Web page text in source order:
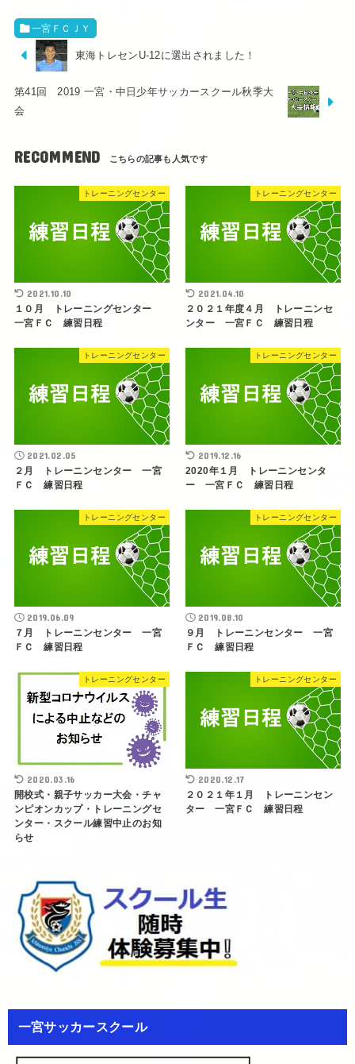
一宮ＦＣＪＹ
東海トレセンU-12に選出されました！
第41回 2019 一宮・中日少年サッカースクール秋季大
会
RECOMMEND
トレーニングセンター
2021.10.10
１０月 トレーニングセンター
一宮ＦＣ 練習日程
トレーニングセンター
2021.04.10
２０２１年度４月 トレーニンセ
ンター 一宮ＦＣ 練習日程
トレーニングセンター
2021.02.05
２月 トレーニンセンター 一宮
ＦＣ 練習日程
トレーニングセンター
2019.12.16
2020年１月 トレーニンセンタ
ー 一宮ＦＣ 練習日程
トレーニングセンター
2019.06.09
７月 トレーニンセンター 一宮
ＦＣ 練習日程
トレーニングセンター
2019.08.10
９月 トレーニンセンター 一宮
ＦＣ 練習日程
トレーニングセンター
2020.03.16
開校式・親子サッカー大会・チャ
ンピオンカップ・トレーニングセ
ンター・スクール練習中止のお知
らせ
トレーニングセンター
2020.12.17
２０２１年１月 トレーニンセン
ター 一宮ＦＣ 練習日程
一宮サッカースクール